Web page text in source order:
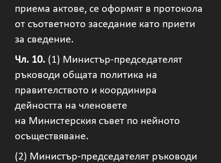
приема актове, се оформят в протокола
от съответното заседание като приети
за сведение.
Чл. 10. (1) Министър-председателят
ръководи общата политика на
правителството и координира
дейността на членовете
на Министерския съвет по нейното
осъществяване.
(2) Министър-председателят ръководи